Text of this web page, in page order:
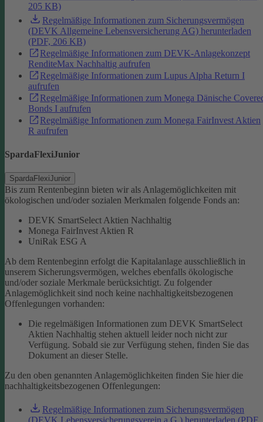
205 KB)
Regelmäßige Informationen zum Sicherungsvermögen
(DEVK Allgemeine Lebensversicherung AG) herunterladen
(PDF, 206 KB)
Regelmäßige Informationen zum DEVK-Anlagekonzept
RenditeMax Nachhaltig aufrufen
Regelmäßige Informationen zum Lupus Alpha Return I
aufrufen
Regelmäßige Informationen zum Monega Dänische
Bonds I aufrufen
Regelmäßige Informationen zum Monega FairInvest Aktien
R aufrufen
SpardaFlexiJunior
SpardaFlexiJunior
Bis zum Rentenbeginn bieten wir als Anlagemöglichkeiten mit
ökologischen und/oder sozialen Merkmalen folgende Fonds an:
DEVK SmartSelect Aktien Nachhaltig
Monega FairInvest Aktien R
UniRak ESG A
Ab dem Rentenbeginn erfolgt die Kapitalanlage ausschließlich in
unserem Sicherungsvermögen, welches ebenfalls ökologische
und/oder soziale Merkmale berücksichtigt. Zu folgender
Anlagemöglichkeit sind noch keine nachhaltigkeitsbezogenen
Offenlegungen vorhanden:
Die regelmäßigen Informationen zum DEVK SmartSelect
Aktien Nachhaltig stehen aktuell leider noch nicht zur
Verfügung. Sobald sie zur Verfügung stehen, finden Sie das
Dokument an dieser Stelle.
Zu den oben genannten Anlagemöglichkeiten finden Sie hier die
nachhaltigkeitsbezogenen Offenlegungen:
Regelmäßige Informationen zum Sicherungsvermögen
(DEVK Lebensversicherungsverein a.G.) herunterladen (PDF,